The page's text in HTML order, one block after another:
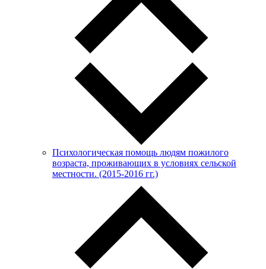
Психологическая помощь людям пожилого
возраста, проживающих в условиях сельской
местности. (2015-2016 гг.)